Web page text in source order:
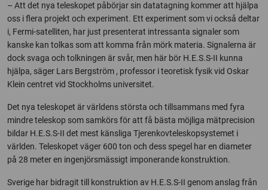
– Att det nya teleskopet påbörjar sin datatagning kommer att hjälpa
oss i flera projekt och experiment. Ett experiment som vi också deltar
i, Fermi-satelliten, har just presenterat intressanta signaler som
kanske kan tolkas som att komma från mörk materia. Signalerna är
dock svaga och tolkningen är svår, men här bör H.E.S.S-II kunna
hjälpa, säger Lars Bergström , professor i teoretisk fysik vid Oskar
Klein centret vid Stockholms universitet.
Det nya teleskopet är världens största och tillsammans med fyra
mindre teleskop som samkörs för att få bästa möjliga mätprecision
bildar H.E.S.S-II det mest känsliga Tjerenkovteleskopsystemet i
världen. Teleskopet väger 600 ton och dess spegel har en diameter
på 28 meter en ingenjörsmässigt imponerande konstruktion.
Sverige har bidragit till konstruktion av H.E.S.S-II genom anslag från